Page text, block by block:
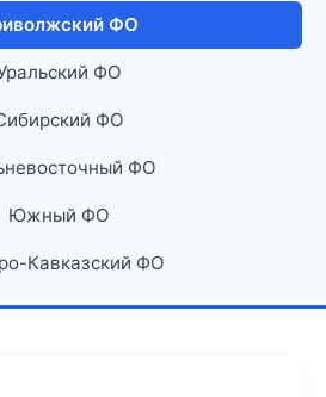
ФО
ФО
ФО
ФО
Южный ФО
Кавказский ФО